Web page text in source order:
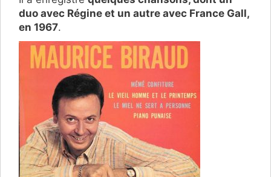
duo avec Régine et un autre avec France Gall,
en 1967.